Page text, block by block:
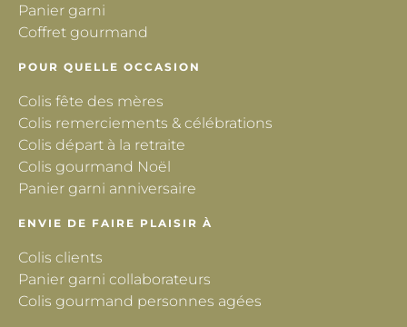
Panier garni
Coffret gourmand
POUR QUELLE OCCASION
Colis fête des mères
Colis remerciements & célébrations
Colis départ à la retraite
Colis gourmand Noël
Panier garni anniversaire
ENVIE DE FAIRE PLAISIR À
Colis clients
Panier garni collaborateurs
Colis gourmand personnes agées